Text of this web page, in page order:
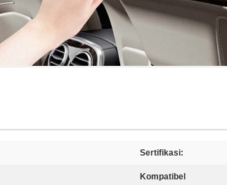
Sertifikasi:
Kompatibel